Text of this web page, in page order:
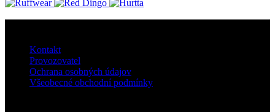
Kontakt
Provozovatel
Ochrana osobných údajov
Všeobecné obchodní podmínky